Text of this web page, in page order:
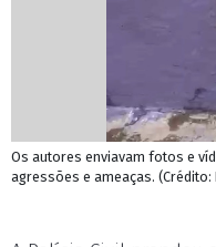
Os autores enviavam fotos e
agressões e ameaças.